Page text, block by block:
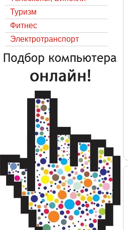
Туризм
Фитнес
Электротранспорт